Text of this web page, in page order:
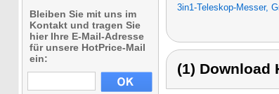
Bleiben Sie mit uns im
Kontakt und tragen Sie
hier Ihre E-Mail-Adresse
für unsere HotPrice-Mail
ein:
3in1-Teleskop-Messer,
(1) Download